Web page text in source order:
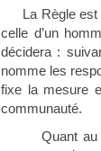
La Règle
celle d’un
décidera :
nomme les
fixe la mesure
communauté.
Quant